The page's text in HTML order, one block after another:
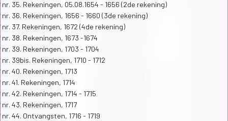
35. Rekeningen, 05.08.1654 - 1656 (2de rekening)
36. Rekeningen, 1656 - 1660 (3de rekening)
37. Rekeningen, 1672 (4de rekening)
38. Rekeningen, 1673 -1674
39. Rekeningen, 1703 - 1704
39bis. Rekeningen, 1710 - 1712
40. Rekeningen, 1713
41. Rekeningen, 1714
42. Rekeningen, 1714 - 1715
43. Rekeningen, 1717
44. Ontvangsten, 1716 - 1719